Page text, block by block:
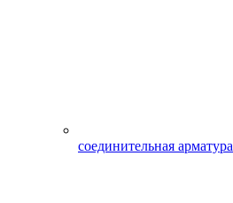
соединительная арматура